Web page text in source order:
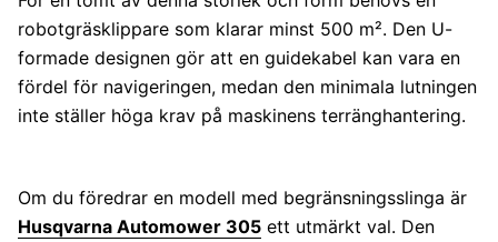
robotgräsklippare som klarar minst 500 m². Den U-
formade designen gör att en guidekabel kan vara en
fördel för navigeringen, medan den minimala lutningen
inte ställer höga krav på maskinens terränghantering.
Om du föredrar en modell med begränsningsslinga är
Husqvarna Automower 305 ett utmärkt val. Den